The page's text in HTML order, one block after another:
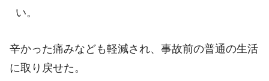
い。
辛かった痛みなども軽減され、事故前の普通の生活
に取り戻せた。